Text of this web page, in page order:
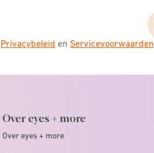
Privacybeleid en Servicevoorwaarden
Over eyes + more
Over eyes + more